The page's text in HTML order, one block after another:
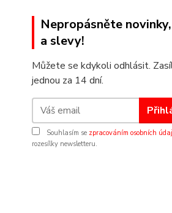
Nepropásněte
a slevy!
Můžete se kdykoli odhlásit.
jednou za 14 dní.
Souhlasím se zpracováním osobních
rozesílky newsletteru.